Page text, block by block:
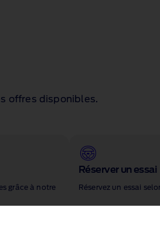
offres disponibles.
grâce à notre
Réserver un essai
Réservez un essai